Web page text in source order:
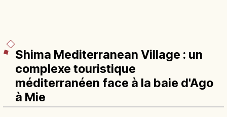
Shima Mediterranean Village : un
complexe touristique
méditerranéen face à la baie d'Ago
à Mie